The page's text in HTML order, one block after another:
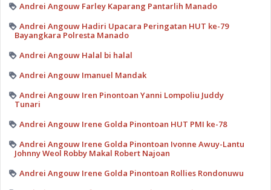
Andrei Angouw Farley Kaparang Pantarlih Manado
Andrei Angouw Hadiri Upacara Peringatan HUT ke-79
Bayangkara Polresta Manado
Andrei Angouw Halal bi halal
Andrei Angouw Imanuel Mandak
Andrei Angouw Iren Pinontoan Yanni Lompoliu Juddy
Tunari
Andrei Angouw Irene Golda Pinontoan HUT PMI ke-78
Andrei Angouw Irene Golda Pinontoan Ivonne Awuy-Lantu
Johnny Weol Robby Makal Robert Najoan
Andrei Angouw Irene Golda Pinontoan Rollies Rondonuwu